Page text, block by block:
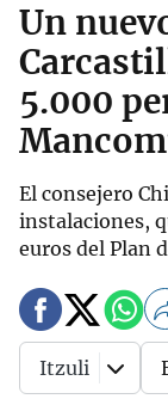
Un
5.000
El consejero
instalaciones,
euros del Plan
Itzuli